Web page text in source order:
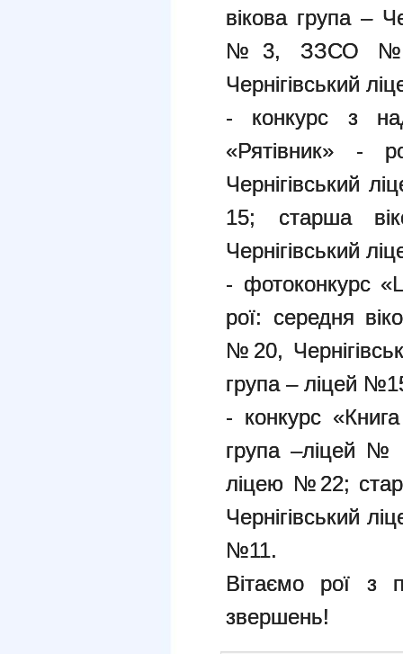
вікова група –
№3, ЗЗСО
Чернігівський
- конкурс з
«Рятівник» -
15; старша
Чернігівський
- фотоконкурс
рої: середня
№20,
група – ліцей
- конкурс
група –ліцей №
ліцею №22;
Чернігівський
№11.
Вітаємо рої з
звершень!